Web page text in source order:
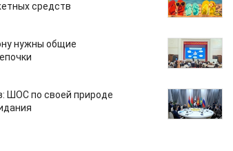
средств
нужны общие
ШОС по своей природе